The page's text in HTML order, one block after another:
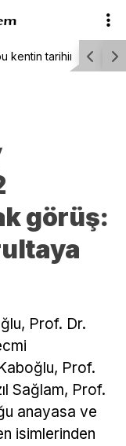
tarihine
görüş:
Prof. Dr.
Prof.
Sağlam, Prof.
anayasa ve
isimlerinden